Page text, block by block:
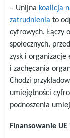
– Unijna koalicja
zatrudnienia to
cyfrowych. Łączy
społecznych,
zysk i organizacje
i zachęcania
Chodzi
umiejętności
podnoszenia
Finansowanie